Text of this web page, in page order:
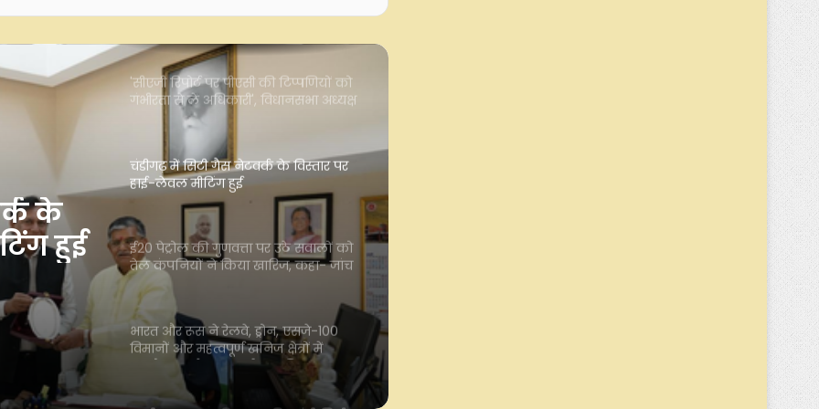
के
हुई
उठे
ने
में नहीं
गंभीरता से लें अधिकारी', विधानसभा अध्यक्ष
का विभागों को आदेश
चंडीगढ़ में सिटी गैस नेटवर्क के विस्तार पर
हाई-लेवल मीटिंग हुई
ई20 पेट्रोल की गुणवत्ता पर उठे सवालों को
तेल कंपनियों ने किया खारिज, कहा- जांच
में नहीं मिली कोई गड़बड़ी
भारत और रूस ने रेलवे, ड्रोन, एसजे-100
विमानों और महत्वपूर्ण खनिज क्षेत्रों में
सहयोग बढ़ाने पर जताई सहमति
राष्ट्रीय हथकरघा दिवस पर वित्त मंत्री निर्मला
सीतारमण की अपील, बोलीं- 'हथकरघा
अपनाएं, बुनकर परिवारों का करें समर्थन'